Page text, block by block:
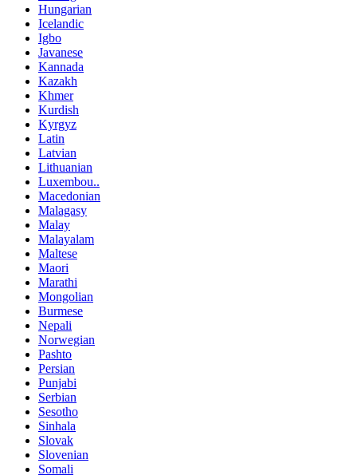
Hungarian
Icelandic
Igbo
Javanese
Kannada
Kazakh
Khmer
Kurdish
Kyrgyz
Latin
Latvian
Lithuanian
Luxembou..
Macedonian
Malagasy
Malay
Malayalam
Maltese
Maori
Marathi
Mongolian
Burmese
Nepali
Norwegian
Pashto
Persian
Punjabi
Serbian
Sesotho
Sinhala
Slovak
Slovenian
Somali